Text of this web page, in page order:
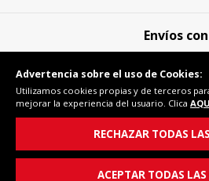
Envíos con
Compra
Advertencia sobre el uso de Cookies:
Utilizamos cookies propias y de terceros
mejorar la experiencia del usuario. Clica
RECHAZAR TODAS
ACEPTAR TODAS LAS